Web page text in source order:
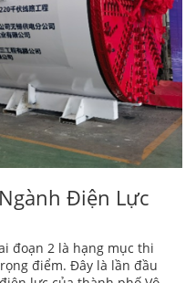
Điện Lực
đoạn 2 là hạng mục thi
điểm. Đây là lần đầu